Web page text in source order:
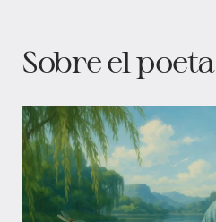
Sobre el poeta​